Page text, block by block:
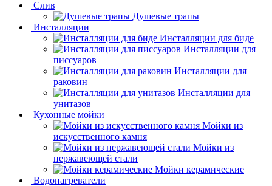
Слив
Душевые трапы
Инсталляции
Инсталляции для биде
Инсталляции для
писсуаров
Инсталляции для
раковин
Инсталляции для
унитазов
Кухонные мойки
Мойки из
искусственного камня
Мойки из
нержавеющей стали
Мойки керамические
Водонагреватели